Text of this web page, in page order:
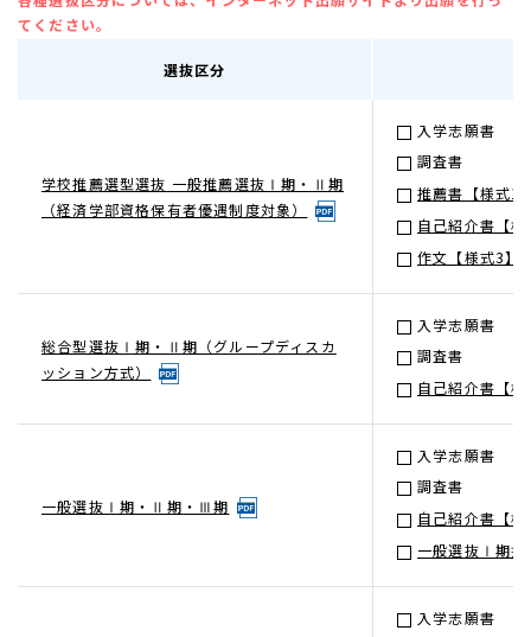
てください。
選抜区分
学校推薦選型選抜 一般推薦選抜Ⅰ期・Ⅱ期
（経済学部資格保有者優遇制度対象）
入学志願書
調査書
推薦書【様式1
自己紹介書【
作文【様式3】
総合型選抜Ⅰ期・Ⅱ期（グループディスカ
ッション方式）
入学志願書
調査書
自己紹介書【
一般選抜Ⅰ期・Ⅱ期・Ⅲ期
入学志願書
調査書
自己紹介書【
一般選抜Ⅰ期授
入学志願書